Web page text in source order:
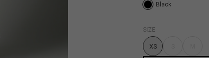
Black
SIZE
XS